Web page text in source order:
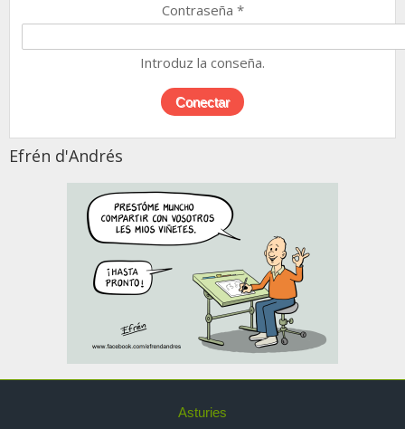
Contraseña *
Introduz la conseña.
Efrén d'Andrés
Asturies